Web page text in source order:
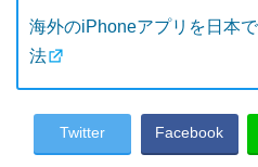
海外のiPhoneアプリを日本
法
Twitter Facebook